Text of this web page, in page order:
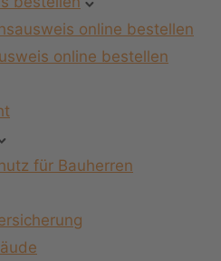
online bestellen
online bestellen
für Bauherren